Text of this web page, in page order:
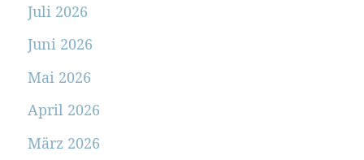
Juli 2026
Juni 2026
Mai 2026
April 2026
März 2026